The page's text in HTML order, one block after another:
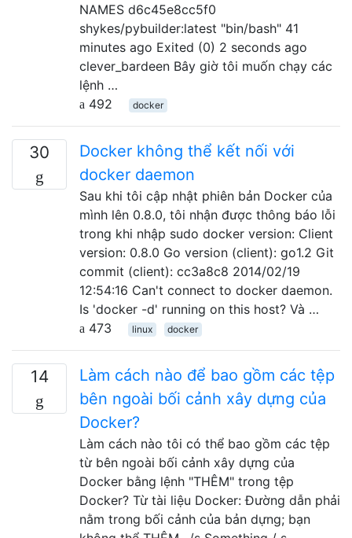
NAMES d6c45e8cc5f0
shykes/pybuilder:latest "bin/bash" 41
minutes ago Exited (0) 2 seconds ago
clever_bardeen Bây giờ tôi muốn chạy các
lệnh …
492
docker
30
Docker không thể kết nối với
docker daemon
Sau khi tôi cập nhật phiên bản Docker của
mình lên 0.8.0, tôi nhận được thông báo lỗi
trong khi nhập sudo docker version: Client
version: 0.8.0 Go version (client): go1.2 Git
commit (client): cc3a8c8 2014/02/19
12:54:16 Can't connect to docker daemon.
Is 'docker -d' running on this host? Và …
473
linux docker
14
Làm cách nào để bao gồm các tệp
bên ngoài bối cảnh xây dựng của
Docker?
Làm cách nào tôi có thể bao gồm các tệp
từ bên ngoài bối cảnh xây dựng của
Docker bằng lệnh "THÊM" trong tệp
Docker? Từ tài liệu Docker: Đường dẫn phải
nằm trong bối cảnh của bản dựng; bạn